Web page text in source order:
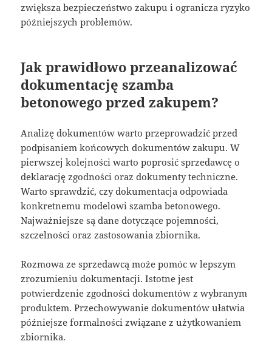
zwiększa bezpieczeństwo zakupu i ogranicza ryzyko
późniejszych problemów.
Jak prawidłowo przeanalizować
dokumentację szamba
betonowego przed zakupem?
Analizę dokumentów warto przeprowadzić przed
podpisaniem końcowych dokumentów zakupu. W
pierwszej kolejności warto poprosić sprzedawcę o
deklarację zgodności oraz dokumenty techniczne.
Warto sprawdzić, czy dokumentacja odpowiada
konkretnemu modelowi szamba betonowego.
Najważniejsze są dane dotyczące pojemności,
szczelności oraz zastosowania zbiornika.
Rozmowa ze sprzedawcą może pomóc w lepszym
zrozumieniu dokumentacji. Istotne jest
potwierdzenie zgodności dokumentów z wybranym
produktem. Przechowywanie dokumentów ułatwia
późniejsze formalności związane z użytkowaniem
zbiornika.